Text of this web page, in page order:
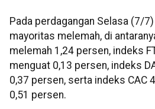
Pada perdagangan Selasa (7/
mayoritas melemah, di
melemah 1,24 persen, indeks
menguat 0,13 persen, indeks
0,37 persen, serta indeks CAC
0,51 persen.